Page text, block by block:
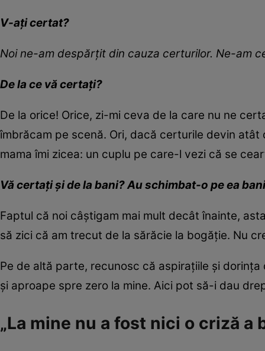
V-ați certat?
Noi ne-am despărțit din cauza certurilor. Ne-am
De la ce vă certați?
De la orice! Orice, zi-mi ceva de la care nu ne
îmbrăcam pe scenă. Ori, dacă certurile devin atât
mama îmi zicea: un cuplu pe care-l vezi că se
Vă certațișide la bani? Au schimbat-o pe ea
Faptul că noi câștigam mai mult decât înainte,
să zici că am trecut de la sărăcie la bogăție. Nu
Pe de altă parte, recunosc că aspirațiile și
și aproape spre zero la mine. Aici pot să-i dau
„La mine nu a fost nici o criză a